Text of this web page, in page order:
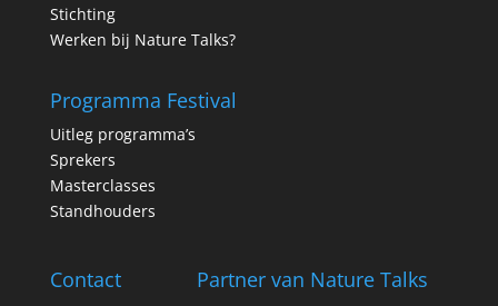
Stichting
Werken bij Nature Talks?
Programma Festival
Uitleg programma’s
Sprekers
Masterclasses
Standhouders
Contact Partner van Nature Talks